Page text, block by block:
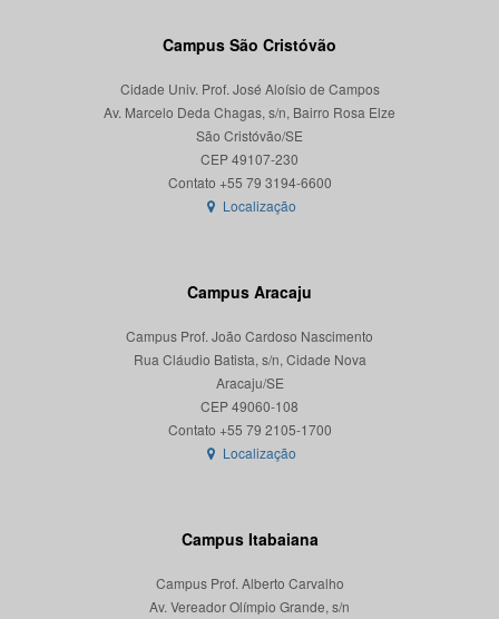
Campus São Cristóvão
Cidade Univ. Prof. José Aloísio de Campos
Av. Marcelo Deda Chagas, s/n, Bairro Rosa Elze
São Cristóvão/SE
CEP 49107-230
Localização
Campus Aracaju
Campus Prof. João Cardoso Nascimento
Rua Cláudio Batista, s/n, Cidade Nova
Aracaju/SE
CEP 49060-108
Localização
Campus Itabaiana
Campus Prof. Alberto Carvalho
Av. Vereador Olímpio Grande, s/n